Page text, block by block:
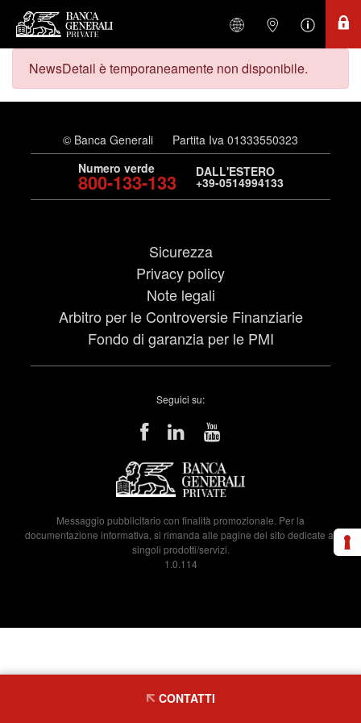
NewsDetail è temporaneamente non disponibile.
© Banca Generali
Partita Iva 01333550323
Numero verde
800-133-133 DALL'ESTERO
+39-0514994133
Sicurezza
Privacy policy
Note legali
Arbitro per le Controversie Finanziarie
Fondo di garanzia per le PMI
Seguici su:
Messaggio pubblicitario con finalità promozionale. Per la
documentazione informativa, si rimanda alle pagine del sito dedicate ai
singoli prodotti/servizi.
1.0.114
CONTATTI